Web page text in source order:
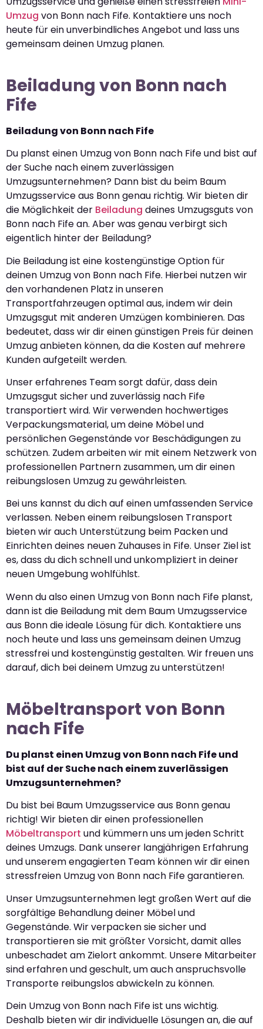
Umzug von Bonn nach Fife. Kontaktiere uns noch
heute für ein unverbindliches Angebot und lass uns
gemeinsam deinen Umzug planen.
Beiladung von Bonn nach
Fife
Beiladung von Bonn nach Fife
Du planst einen Umzug von Bonn nach Fife und bist auf
der Suche nach einem zuverlässigen
Umzugsunternehmen? Dann bist du beim Baum
Umzugsservice aus Bonn genau richtig. Wir bieten dir
die Möglichkeit der Beiladung deines Umzugsguts von
Bonn nach Fife an. Aber was genau verbirgt sich
eigentlich hinter der Beiladung?
Die Beiladung ist eine kostengünstige Option für
deinen Umzug von Bonn nach Fife. Hierbei nutzen wir
den vorhandenen Platz in unseren
Transportfahrzeugen optimal aus, indem wir dein
Umzugsgut mit anderen Umzügen kombinieren. Das
bedeutet, dass wir dir einen günstigen Preis für deinen
Umzug anbieten können, da die Kosten auf mehrere
Kunden aufgeteilt werden.
Unser erfahrenes Team sorgt dafür, dass dein
Umzugsgut sicher und zuverlässig nach Fife
transportiert wird. Wir verwenden hochwertiges
Verpackungsmaterial, um deine Möbel und
persönlichen Gegenstände vor Beschädigungen zu
schützen. Zudem arbeiten wir mit einem Netzwerk von
professionellen Partnern zusammen, um dir einen
reibungslosen Umzug zu gewährleisten.
Bei uns kannst du dich auf einen umfassenden Service
verlassen. Neben einem reibungslosen Transport
bieten wir auch Unterstützung beim Packen und
Einrichten deines neuen Zuhauses in Fife. Unser Ziel ist
es, dass du dich schnell und unkompliziert in deiner
neuen Umgebung wohlfühlst.
Wenn du also einen Umzug von Bonn nach Fife planst,
dann ist die Beiladung mit dem Baum Umzugsservice
aus Bonn die ideale Lösung für dich. Kontaktiere uns
noch heute und lass uns gemeinsam deinen Umzug
stressfrei und kostengünstig gestalten. Wir freuen uns
darauf, dich bei deinem Umzug zu unterstützen!
Möbeltransport von Bonn
nach Fife
Du planst einen Umzug von Bonn nach Fife und
bist auf der Suche nach einem zuverlässigen
Umzugsunternehmen?
Du bist bei Baum Umzugsservice aus Bonn genau
richtig! Wir bieten dir einen professionellen
Möbeltransport und kümmern uns um jeden Schritt
deines Umzugs. Dank unserer langjährigen Erfahrung
und unserem engagierten Team können wir dir einen
stressfreien Umzug von Bonn nach Fife garantieren.
Unser Umzugsunternehmen legt großen Wert auf die
sorgfältige Behandlung deiner Möbel und
Gegenstände. Wir verpacken sie sicher und
transportieren sie mit größter Vorsicht, damit alles
unbeschadet am Zielort ankommt. Unsere Mitarbeiter
sind erfahren und geschult, um auch anspruchsvolle
Transporte reibungslos abwickeln zu können.
Dein Umzug von Bonn nach Fife ist uns wichtig.
Deshalb bieten wir dir individuelle Lösungen an, die auf